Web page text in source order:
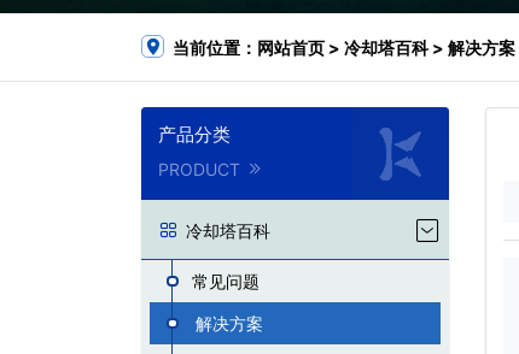
当前位置： 网站首页 > 冷却塔百科> 解决方案
产品分类
PRODUCT
冷却塔百科
常见问题
解决方案